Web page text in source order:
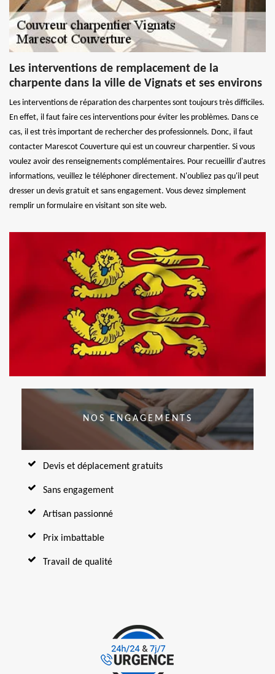
Les interventions de remplacement de la
charpente dans la ville de Vignats et ses environs
Les interventions de réparation des charpentes sont toujours très difficiles.
En effet, il faut faire ces interventions pour éviter les problèmes. Dans ce
cas, il est très important de rechercher des professionnels. Donc, il faut
contacter Marescot Couverture qui est un couvreur charpentier. Si vous
voulez avoir des renseignements complémentaires. Pour recueillir d'autres
informations, veuillez le téléphoner directement. N'oubliez pas qu'il peut
dresser un devis gratuit et sans engagement. Vous devez simplement
remplir un formulaire en visitant son site web.
NOS ENGAGEMENTS
Devis et déplacement gratuits
Sans engagement
Artisan passionné
Prix imbattable
Travail de qualité